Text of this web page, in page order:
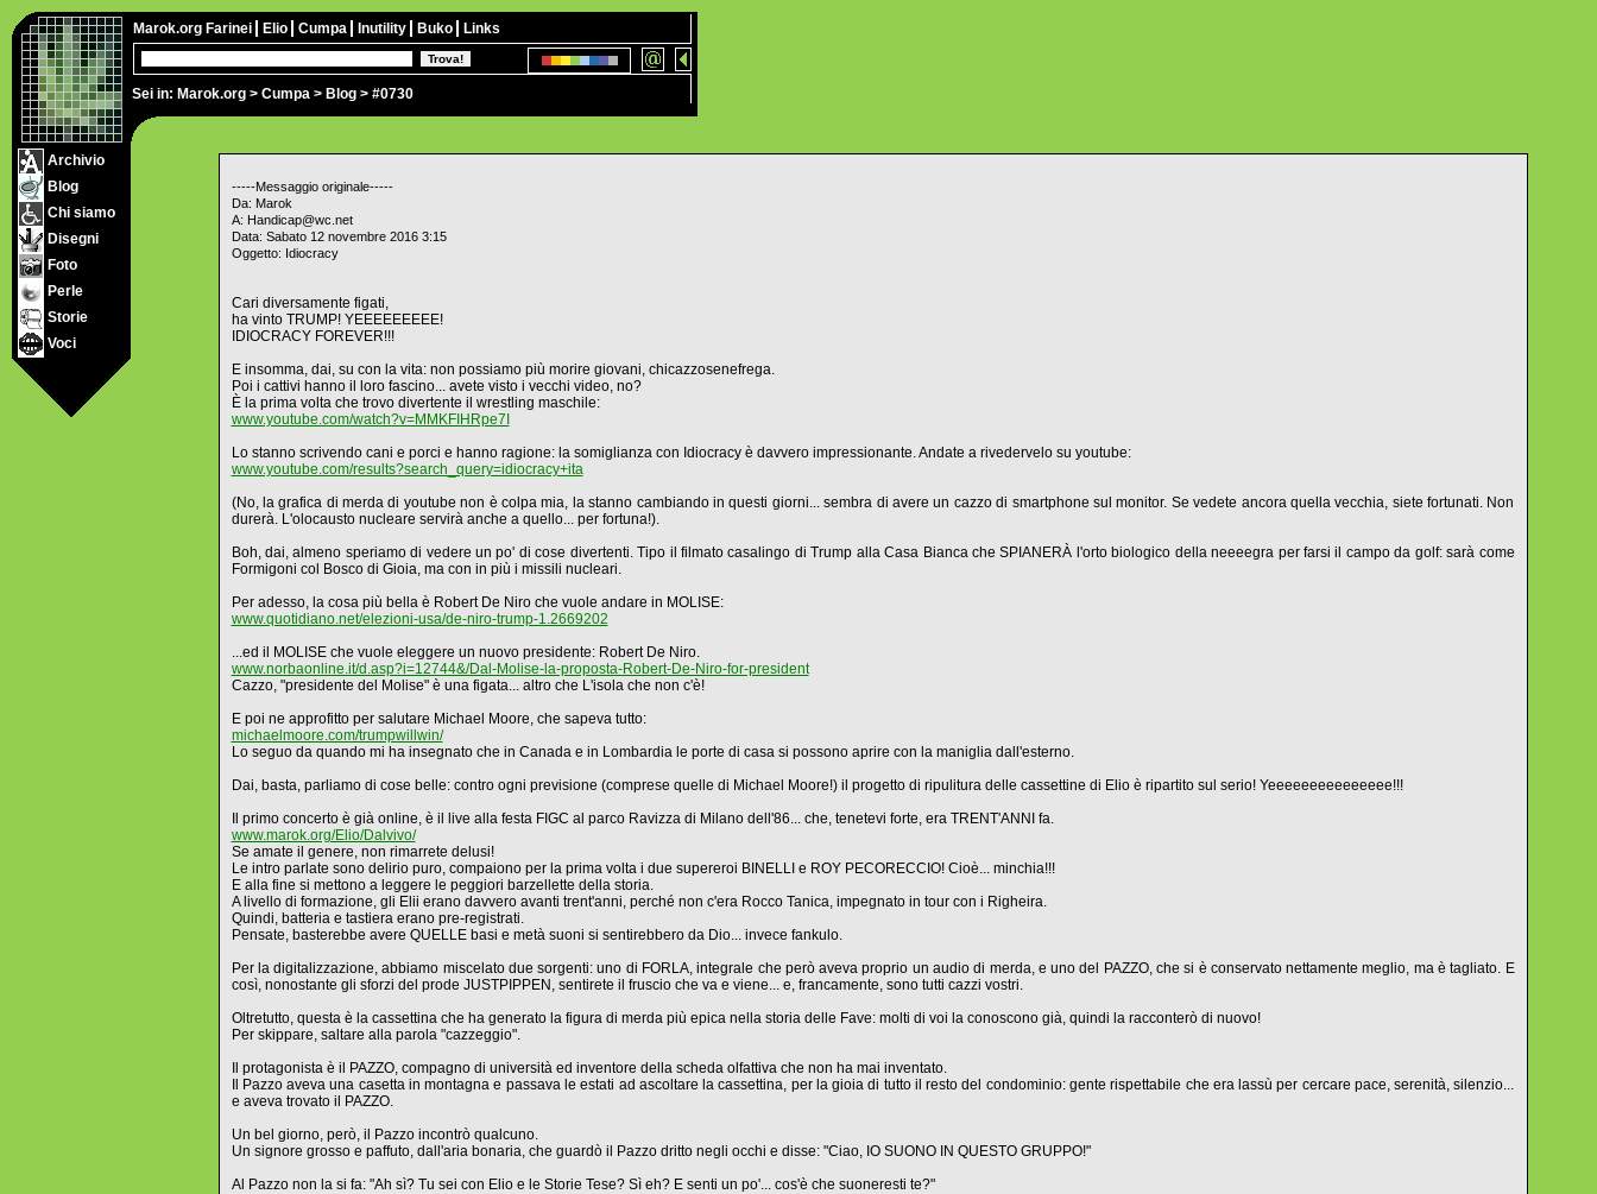
Sei in: Marok.org > Cumpa > Blog > #0730
Marok.org Farinei Elio Cumpa Inutility Buko Links
Archivio
Blog
Chi siamo
Disegni
Foto
Perle
Storie
Voci
-----Messaggio originale-----
Da: Marok
A: Handicap@wc.net
Data: Sabato 12 novembre 2016 3:15
Oggetto: Idiocracy
Cari diversamente figati,
ha vinto TRUMP! YEEEEEEEEE!
IDIOCRACY FOREVER!!!
E insomma, dai, su con la vita: non possiamo più morire giovani, chicazzosenefrega.
Poi i cattivi hanno il loro fascino... avete visto i vecchi video, no?
È la prima volta che trovo divertente il wrestling maschile:
www.youtube.com/watch?v=MMKFIHRpe7I
Lo stanno scrivendo cani e porci e hanno ragione: la somiglianza con Idiocracy è davvero impressionante. Andate a rivedervelo su youtube:
www.youtube.com/results?search_query=idiocracy+ita
(No, la grafica di merda di youtube non è colpa mia, la stanno cambiando in questi giorni... sembra di avere un cazzo di smartphone sul monitor. Se vedete ancora quella vecchia, siete fortunati. Non
durerà. L'olocausto nucleare servirà anche a quello... per fortuna!).
Boh, dai, almeno speriamo di vedere un po' di cose divertenti. Tipo il filmato casalingo di Trump alla Casa Bianca che SPIANERÀ l'orto biologico della neeeegra per farsi il campo da golf: sarà come
Formigoni col Bosco di Gioia, ma con in più i missili nucleari.
Per adesso, la cosa più bella è Robert De Niro che vuole andare in MOLISE:
www.quotidiano.net/elezioni-usa/de-niro-trump-1.2669202
...ed il MOLISE che vuole eleggere un nuovo presidente: Robert De Niro.
www.norbaonline.it/d.asp?i=12744&/Dal-Molise-la-proposta-Robert-De-Niro-for-president
Cazzo, "presidente del Molise" è una figata... altro che L'isola che non c'è!
E poi ne approfitto per salutare Michael Moore, che sapeva tutto:
michaelmoore.com/trumpwillwin/
Lo seguo da quando mi ha insegnato che in Canada e in Lombardia le porte di casa si possono aprire con la maniglia dall'esterno.
Dai, basta, parliamo di cose belle: contro ogni previsione (comprese quelle di Michael Moore!) il progetto di ripulitura delle cassettine di Elio è ripartito sul serio! Yeeeeeeeeeeeeeee!!!
Il primo concerto è già online, è il live alla festa FIGC al parco Ravizza di Milano dell'86... che, tenetevi forte, era TRENT'ANNI fa.
www.marok.org/Elio/Dalvivo/
Se amate il genere, non rimarrete delusi!
Le intro parlate sono delirio puro, compaiono per la prima volta i due supereroi BINELLI e ROY PECORECCIO! Cioè... minchia!!!
E alla fine si mettono a leggere le peggiori barzellette della storia.
A livello di formazione, gli Elii erano davvero avanti trent'anni, perché non c'era Rocco Tanica, impegnato in tour con i Righeira.
Quindi, batteria e tastiera erano pre-registrati.
Pensate, basterebbe avere QUELLE basi e metà suoni si sentirebbero da Dio... invece fankulo.
Per la digitalizzazione, abbiamo miscelato due sorgenti: uno di FORLA, integrale che però aveva proprio un audio di merda, e uno del PAZZO, che si è conservato nettamente meglio, ma è tagliato. E
così, nonostante gli sforzi del prode JUSTPIPPEN, sentirete il fruscio che va e viene... e, francamente, sono tutti cazzi vostri.
Oltretutto, questa è la cassettina che ha generato la figura di merda più epica nella storia delle Fave: molti di voi la conoscono già, quindi la racconterò di nuovo!
Per skippare, saltare alla parola "cazzeggio".
Il protagonista è il PAZZO, compagno di università ed inventore della scheda olfattiva che non ha mai inventato.
Il Pazzo aveva una casetta in montagna e passava le estati ad ascoltare la cassettina, per la gioia di tutto il resto del condominio: gente rispettabile che era lassù per cercare pace, serenità, silenzio...
e aveva trovato il PAZZO.
Un bel giorno, però, il Pazzo incontrò qualcuno.
Un signore grosso e paffuto, dall'aria bonaria, che guardò il Pazzo dritto negli occhi e disse: "Ciao, IO SUONO IN QUESTO GRUPPO!"
Al Pazzo non la si fa: "Ah sì? Tu sei con Elio e le Storie Tese? Sì eh? E senti un po'... cos'è che suoneresti te?"